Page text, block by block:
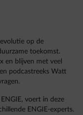
op de
toekomst.
en blijven met veel
podcastreeks Watt
ENGIE, voert in deze
ENGIE-experts.